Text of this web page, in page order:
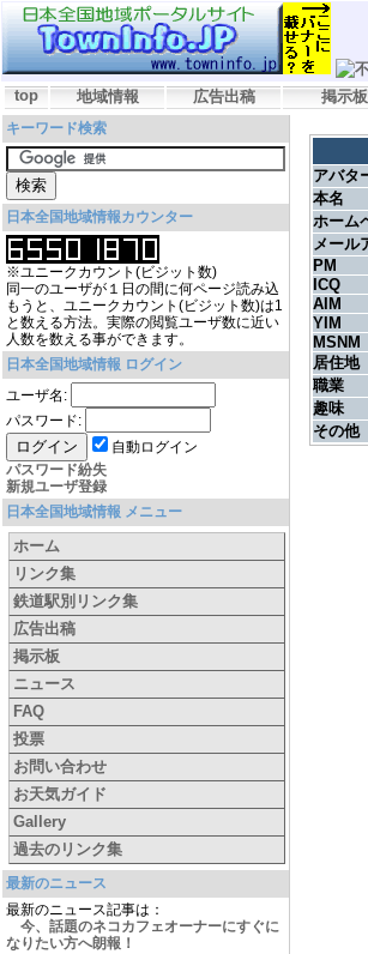
top 地域情報 広告出稿 掲示板
キーワード検索
日本全国地域情報カウンター
※ユニークカウント(ビジット数)
同一のユーザが１日の間に何ページ読み込
もうと、ユニークカウント(ビジット数)は1
と数える方法。実際の閲覧ユーザ数に近い
人数を数える事ができます。
日本全国地域情報 ログイン
ユーザ名:
パスワード:
自動ログイン
パスワード紛失
新規ユーザ登録
日本全国地域情報 メニュー
ホーム
リンク集
鉄道駅別リンク集
広告出稿
掲示板
ニュース
FAQ
投票
お問い合わせ
お天気ガイド
Gallery
過去のリンク集
最新のニュース
最新のニュース記事は：
今、話題のネコカフェオーナーにすぐに
なりたい方へ朗報！
アバタ
本名
ホーム
メール
PM
ICQ
AIM
YIM
MSNM
居住地
職業
趣味
その他